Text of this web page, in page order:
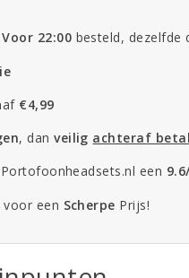
Voor 22:00 besteld, dezelfde
€4,99
, danveilig achteraf
een
een Scherpe Prijs!